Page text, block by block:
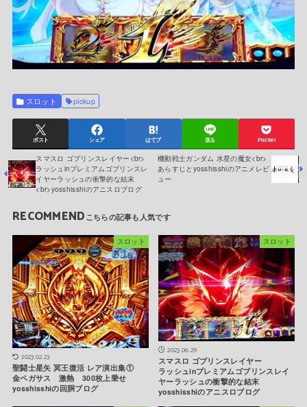
スロット pickup
ポスト シェア はてブ 送る Pocket
スマスロ ゴブリンスレイヤー<br>
ラッシュinプレミアムゴブリンスレ
イヤーラッシュの衝撃的な結末
<br>yosshisshiのアニスロブログ
機動戦士ガンダム 水星の魔女<br>
あらすじとyosshisshiのアニメレビ
ュー
RECOMMEND
スロット
2023.02.23
聖闘士星矢 冥王復活 レア演出集①
金ペガサス 激熱 300枚上乗せ
yosshisshiの回胴ブログ
スロット
2023.06.29
スマスロ ゴブリンスレイヤー
ラッシュinプレミアムゴブリンスレイ
ヤーラッシュの衝撃的な結末
yosshisshiのアニスロブログ